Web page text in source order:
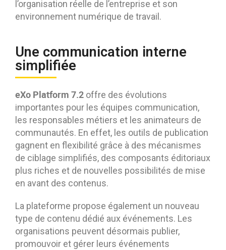
l’organisation réelle de l’entreprise et son
environnement numérique de travail.
Une communication interne
simplifiée
eXo Platform 7.2 offre des évolutions
importantes pour les équipes communication,
les responsables métiers et les animateurs de
communautés. En effet, les outils de publication
gagnent en flexibilité grâce à des mécanismes
de ciblage simplifiés, des composants éditoriaux
plus riches et de nouvelles possibilités de mise
en avant des contenus.
La plateforme propose également un nouveau
type de contenu dédié aux événements. Les
organisations peuvent désormais publier,
promouvoir et gérer leurs événements